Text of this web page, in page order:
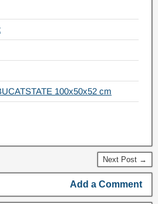
100x50x52 cm
Next Post →
Add a Comment